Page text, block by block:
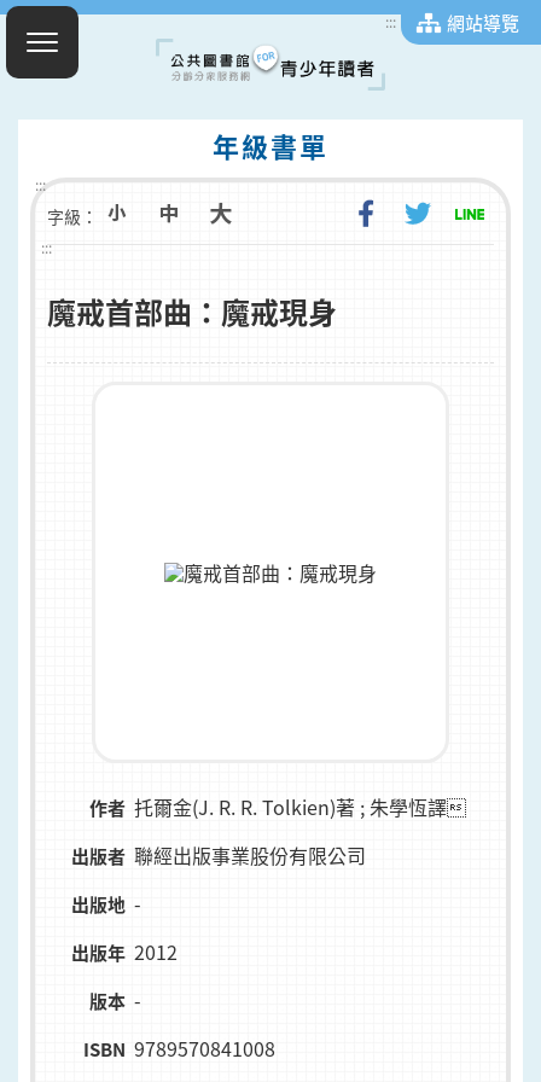
::: 網站導覽
年級書單
:::
字級：
:::
魔戒首部曲：魔戒現身
作者 托爾金(J. R. R. Tolkien)著 ; 朱學恆譯
出版者 聯經出版事業股份有限公司
出版地 -
出版年 2012
版本 -
ISBN 9789570841008